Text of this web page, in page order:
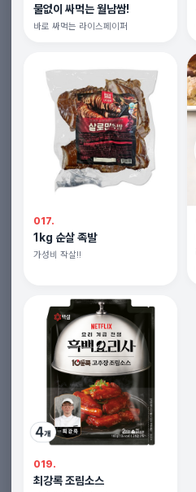
물없이 싸먹는 월남쌈!
바로 싸먹는 라이스페이퍼
017.
1kg 순살 족발
가성비 작살!!
019.
최강록 조림소스